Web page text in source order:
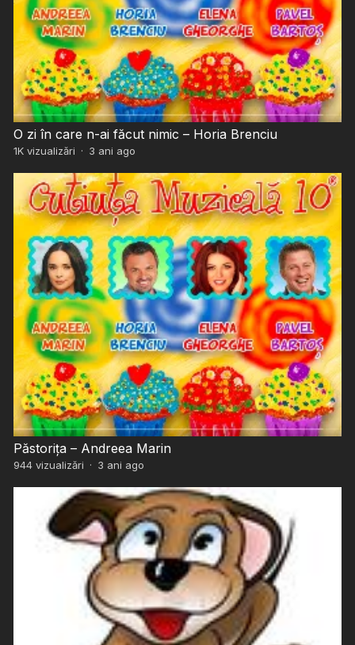
O zi în care n-ai făcut nimic – Horia Brenciu
1Kvizualizări · 3 ani ago
Păstorița – Andreea Marin
944vizualizări · 3 ani ago